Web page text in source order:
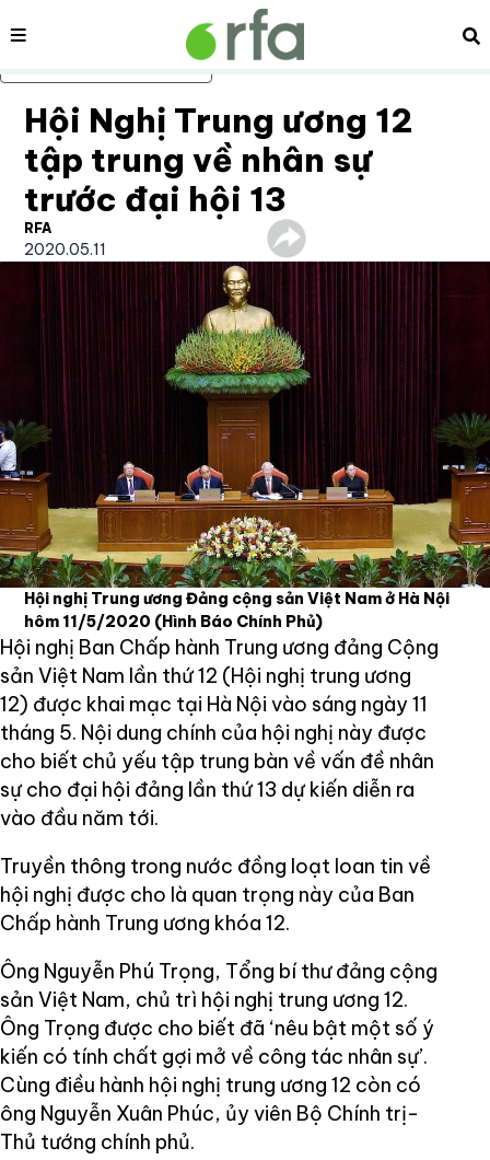
Bỏ qua nội dung chính
Nội dung
Hội Nghị Trung ương 12
tập trung về nhân sự
trước đại hội 13
RFA
2020.05.11
Hội nghị Trung ương Đảng cộng sản Việt Nam ở Hà Nội
hôm 11/5/2020 (Hình Báo Chính Phủ)
Hội nghị Ban Chấp hành Trung ương đảng Cộng
sản Việt Nam lần thứ 12 (Hội nghị trung ương
12) được khai mạc tại Hà Nội vào sáng ngày 11
tháng 5. Nội dung chính của hội nghị này được
cho biết chủ yếu tập trung bàn về vấn đề nhân
sự cho đại hội đảng lần thứ 13 dự kiến diễn ra
vào đầu năm tới.
Truyền thông trong nước đồng loạt loan tin về
hội nghị được cho là quan trọng này của Ban
Chấp hành Trung ương khóa 12.
Ông Nguyễn Phú Trọng, Tổng bí thư đảng cộng
sản Việt Nam, chủ trì hội nghị trung ương 12.
Ông Trọng được cho biết đã ‘nêu bật một số ý
kiến có tính chất gợi mở về công tác nhân sự’.
Cùng điều hành hội nghị trung ương 12 còn có
ông Nguyễn Xuân Phúc, ủy viên Bộ Chính trị-
Thủ tướng chính phủ.